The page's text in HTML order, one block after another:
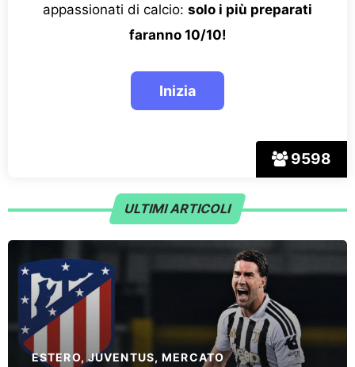
9598
appassionati di calcio: solo i più preparati
faranno 10/10!
ULTIMI ARTICOLI
ESTERO, JUVENTUS,MERCATO